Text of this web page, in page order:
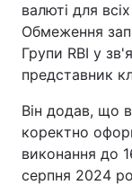
валюті для
Обмеження
Групи RBI у
представник
Він додав, що
коректно
виконання до
серпня 2024